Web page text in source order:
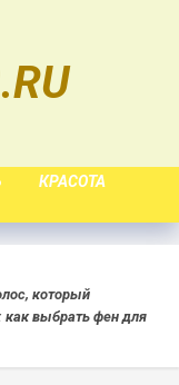
КРАСОТА
который
как выбрать фен для